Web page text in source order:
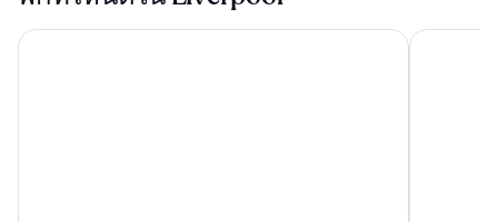
Titanic Hotel Liverpool โรงแรมมิว